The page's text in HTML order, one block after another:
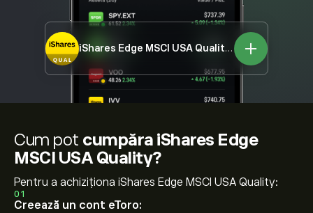
iShares Edge MSCI USA QualityQUAL
Cum pot cumpăra iShares Edge
MSCI USA Quality?
Pentru a achiziționa iShares Edge MSCI USA Quality:
01
Creează un cont eToro: